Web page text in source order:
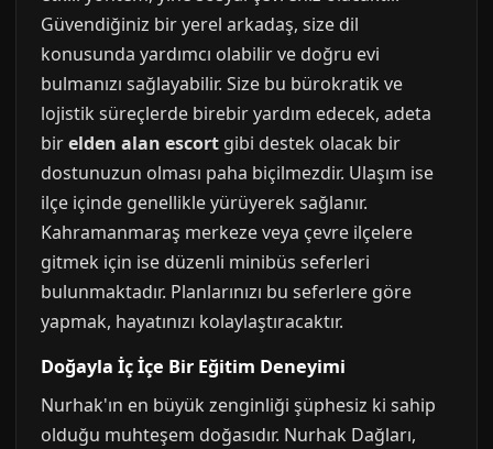
Güvendiğiniz bir yerel arkadaş, size dil
konusunda yardımcı olabilir ve doğru evi
bulmanızı sağlayabilir. Size bu bürokratik ve
lojistik süreçlerde birebir yardım edecek, adeta
birelden alan escort gibi destek olacak bir
dostunuzun olması paha biçilmezdir. Ulaşım ise
ilçe içinde genellikle yürüyerek sağlanır.
Kahramanmaraş merkeze veya çevre ilçelere
gitmek için ise düzenli minibüs seferleri
bulunmaktadır. Planlarınızı bu seferlere göre
yapmak, hayatınızı kolaylaştıracaktır.
Doğayla İç İçe Bir Eğitim Deneyimi
Nurhak'ın en büyük zenginliği şüphesiz ki sahip
olduğu muhteşem doğasıdır. Nurhak Dağları,